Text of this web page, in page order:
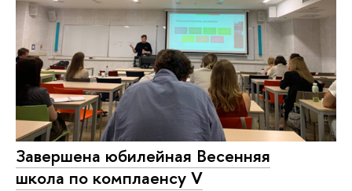
Завершена юбилейная Весенняя
школа по комплаенсу V